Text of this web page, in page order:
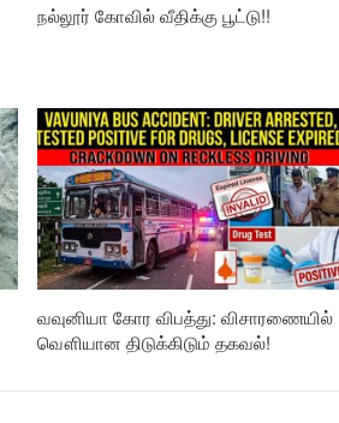
நல்லூர் கோவில் வீதிக்கு பூட்டு!!
வவுனியா கோர விபத்து: விசாரணையில்
வௌியான திடுக்கிடும் தகவல்!